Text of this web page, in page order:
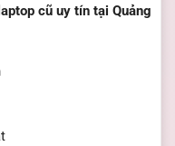
cũ uy tín tại Quảng